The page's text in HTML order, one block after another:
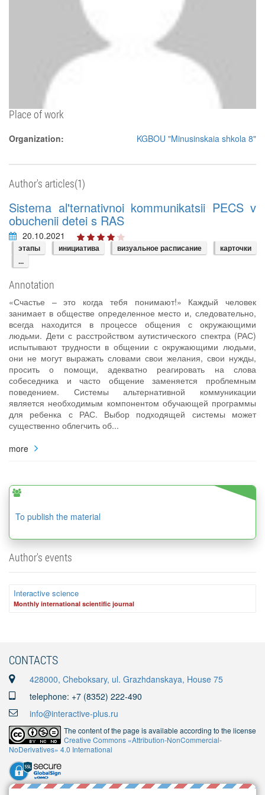
Place of work
Organization: KGBOU "Minusinskaia shkola 8"
Author's articles(1)
Sistema al'ternativnoi kommunikatsii PECS v
obuchenii detei s RAS
20.10.2021
этапы инициатива визуальное расписание
карточки
...
Annotation
«Счастье – это когда тебя понимают!» Каждый человек
занимает в обществе определенное место и, следовательно,
всегда находится в процессе общения с окружающими
людьми. Дети с расстройством аутистического спектра (РАС)
испытывают трудности в общении с окружающими людьми,
они не могут выражать словами свои желания, свои нужды,
просить о помощи, адекватно реагировать на слова
собеседника и часто общение заменяется проблемным
поведением. Системы альтернативной коммуникации
является необходимым компонентом обучающей программы
для ребенка с РАС. Выбор подходящей системы может
существенно облегчить об...
more
To publish the material
Author's events
Interactive science
Monthly international scientific journal
CONTACTS
428000, Cheboksary, ul. Grazhdanskaya, House 75
telephone: +7 (8352) 222-490
info@interactive-plus.ru
The content of the page is available according to the license
Creative Commons «Attribution-NonCommercial-
NoDerivatives» 4.0 International